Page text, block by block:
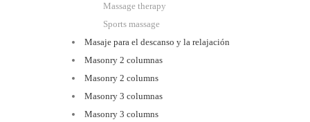
Massage therapy
Sports massage
Masaje para el descanso y la relajación
Masonry 2 columnas
Masonry 2 columns
Masonry 3 columnas
Masonry 3 columns